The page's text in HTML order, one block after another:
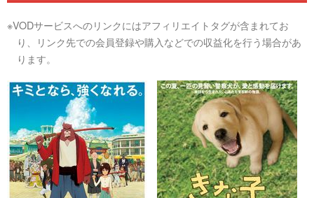
※VODサービスへのリンクにはアフィリエイトタグが含まれてお
り、リンク先での会員登録や購入などでの収益化を行う場合があ
ります。